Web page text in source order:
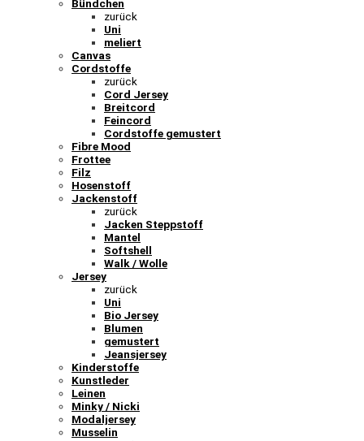
Bündchen
zurück
Uni
meliert
Canvas
Cordstoffe
zurück
Cord Jersey
Breitcord
Feincord
Cordstoffe gemustert
Fibre Mood
Frottee
Filz
Hosenstoff
Jackenstoff
zurück
Jacken Steppstoff
Mantel
Softshell
Walk / Wolle
Jersey
zurück
Uni
Bio Jersey
Blumen
gemustert
Jeansjersey
Kinderstoffe
Kunstleder
Leinen
Minky / Nicki
Modaljersey
Musselin